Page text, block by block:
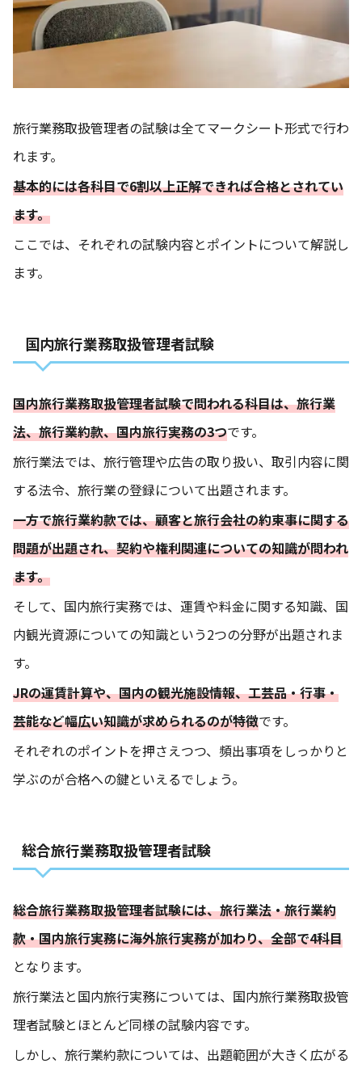
旅行業務取扱管理者の試験は全てマークシート形式で行わ
れます。
基本的には各科目で6割以上正解できれば合格とされてい
ます。
ここでは、それぞれの試験内容とポイントについて解説し
ます。
国内旅行業務取扱管理者試験
国内旅行業務取扱管理者試験で問われる科目は、旅行業
法、旅行業約款、国内旅行実務の3つです。
旅行業法では、旅行管理や広告の取り扱い、取引内容に関
する法令、旅行業の登録について出題されます。
一方で旅行業約款では、顧客と旅行会社の約束事に関する
問題が出題され、契約や権利関連についての知識が問われ
ます。
そして、国内旅行実務では、運賃や料金に関する知識、国
内観光資源についての知識という2つの分野が出題されま
す。
JRの運賃計算や、国内の観光施設情報、工芸品・行事・
芸能など幅広い知識が求められるのが特徴です。
それぞれのポイントを押さえつつ、頻出事項をしっかりと
学ぶのが合格への鍵といえるでしょう。
総合旅行業務取扱管理者試験
総合旅行業務取扱管理者試験には、旅行業法・旅行業約
款・国内旅行実務に海外旅行実務が加わり、全部で4科目
となります。
旅行業法と国内旅行実務については、国内旅行業務取扱管
理者試験とほとんど同様の試験内容です。
しかし、旅行業約款については、出題範囲が大きく広がる